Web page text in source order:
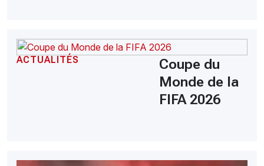
ACTUALITÉS
Coupe du
Monde de la
FIFA 2026